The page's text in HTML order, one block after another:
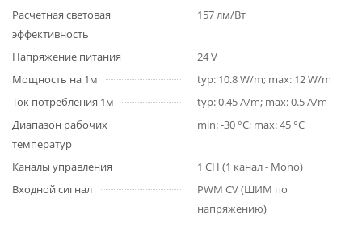
Расчетная световая
эффективность
157 лм/Вт
Напряжение питания
24 V
Мощность на 1м
typ: 10.8 W/m; max: 12 W/m
Ток потребления 1м
typ: 0.45 A/m; max: 0.5 A/m
Диапазон рабочих
температур
min: -30 °C; max: 45 °C
Каналы управления
1 CH (1 канал - Mono)
Входной сигнал
PWM СV (ШИМ по
напряжению)